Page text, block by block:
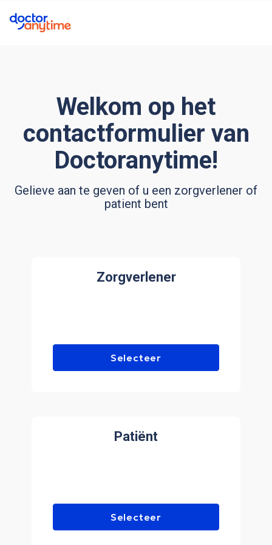
Welkom op het
contactformulier van
Doctoranytime!
Gelieve aan te geven of u een zorgverlener of
patient bent
Zorgverlener
Selecteer
Patiënt
Selecteer